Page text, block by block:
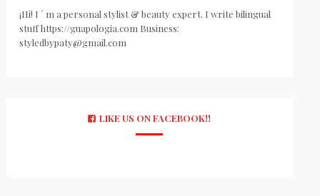
¡Hi! I ´ m a personal stylist & beauty expert. I write bilingual
stuff https://guapologia.com Business:
styledbypaty@gmail.com
LIKE US ON FACEBOOK!!